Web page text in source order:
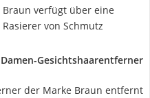
verfügt über eine
von Schmutz
Gesichtshaarentferner
der Marke Braun entfernt